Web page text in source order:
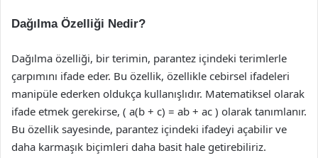
Dağılma Özelliği Nedir?
Dağılma özelliği, bir terimin, parantez içindeki terimlerle
çarpımını ifade eder. Bu özellik, özellikle cebirsel ifadeleri
manipüle ederken oldukça kullanışlıdır. Matematiksel olarak
ifade etmek gerekirse, ( a(b + c) = ab + ac ) olarak tanımlanır.
Bu özellik sayesinde, parantez içindeki ifadeyi açabilir ve
daha karmaşık biçimleri daha basit hale getirebiliriz.